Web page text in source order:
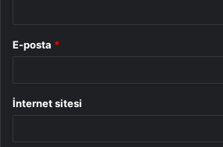
E-posta *
İnternet sitesi